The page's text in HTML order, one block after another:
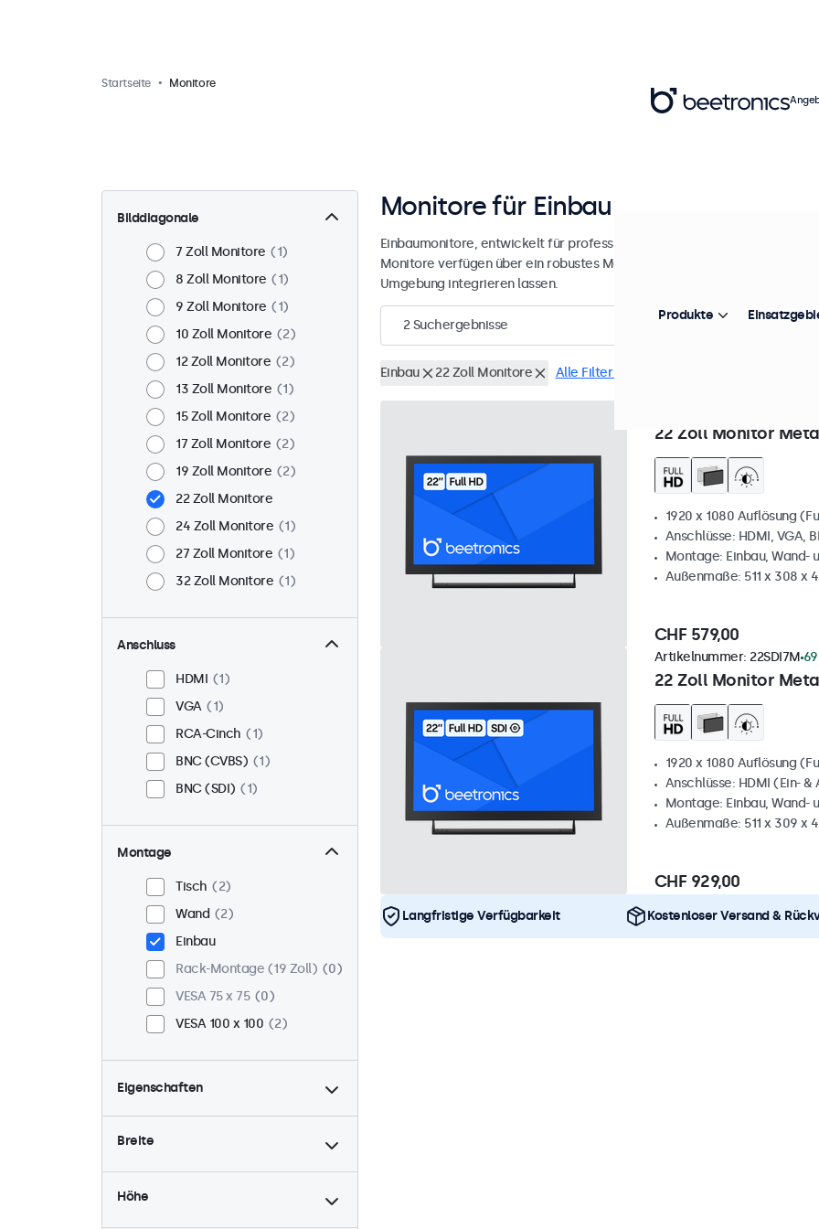
Startseite Monitore
Bilddiagonale
7 Zoll Monitore
1
8 Zoll Monitore
1
9 Zoll Monitore
1
10 Zoll Monitore
2
12 Zoll Monitore
2
13 Zoll Monitore
1
15 Zoll Monitore
2
17 Zoll Monitore
2
19 Zoll Monitore
2
22 Zoll Monitore
24 Zoll Monitore
1
27 Zoll Monitore
1
32 Zoll Monitore
1
Anschluss
HDMI
1
VGA
1
RCA-Cinch
1
BNC (CVBS)
1
BNC (SDI)
1
Montage
Tisch
2
Wand
2
Einbau
Rack-Montage (19 Zoll)
0
VESA 75 x 75
0
VESA 100 x 100
2
Eigenschaften
4:3 / 5:4
0
Dimmbar
2
24/7-Einsatz
2
Breite
Höhe
Monitore für Einbau und Integration
Einbaumonitore, entwickelt für professionelle Anwendungen und einen
Monitore verfügen über ein robustes Metallgehäuse, wodurch sie sich
Umgebung integrieren lassen.
2Suchergebnisse
Einbau 22 Zoll Monitore Alle Filter löschen
22 Zoll Monitor
1920 x 1080 Auflösung
Anschlüsse: HDMI, VGA,
Montage: Einbau, Wand-
Außenmaße: 511 x 308 x
CHF 579,00
22 Zoll Monitor
Artikelnummer: 22SDI7M
1920 x 1080 Auflösung
Anschlüsse: HDMI (Ein-
Montage: Einbau, Wand-
Außenmaße: 511 x 309 x
CHF 929,00
Langfristige Verfügbarkeit Kostenloser Versand &
Produkte